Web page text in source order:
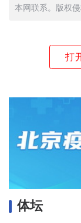
本网联系。版权
打
体坛